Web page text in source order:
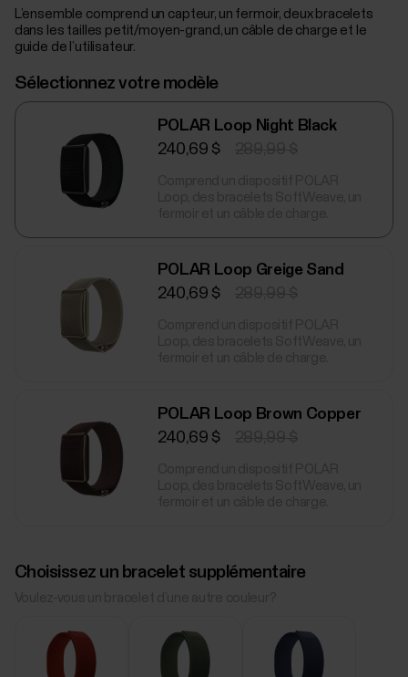
L’ensemble comprend un capteur, un fermoir, deux bracelets
dans les tailles petit/moyen-grand, un câble de charge et le
guide de l’utilisateur.
Sélectionnez votre modèle
POLAR Loop Night Black
240,69 $
POLAR Loop Greige Sand
240,69 $
POLAR Loop Brown Copper
240,69 $
Choisissez un bracelet supplémentaire